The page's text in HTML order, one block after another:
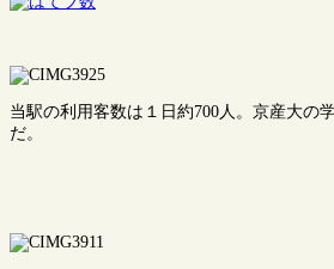
当駅の利用客数は１日約700人。京産大の
だ。